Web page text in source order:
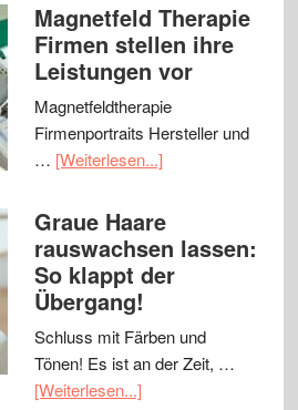
Magnetfeld Therapie
Firmen stellen ihre
Leistungen vor
Magnetfeldtherapie
Firmenportraits Hersteller und
… [Weiterlesen...]
Graue Haare
rauswachsen lassen:
So klappt der
Übergang!
Schluss mit Färben und
Tönen! Es ist an der Zeit, …
[Weiterlesen...]